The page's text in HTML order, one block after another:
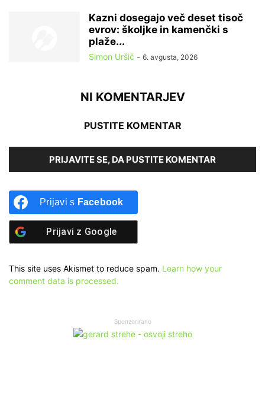
Kazni dosegajo več deset tisoč
evrov: školjke in kamenčki s
plaže...
Simon Uršič - 6. avgusta, 2026
NI KOMENTARJEV
PUSTITE KOMENTAR
PRIJAVITE SE, DA PUSTITE KOMENTAR
Prijavi s Facebook
Prijavi z Google
This site uses Akismet to reduce spam. Learn how your
comment data is processed.
Sponzorirano